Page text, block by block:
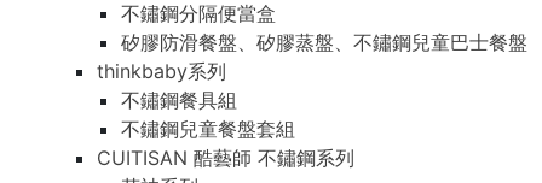
不鏽鋼分隔便當盒
矽膠防滑餐盤、矽膠蒸盤、不鏽鋼兒童巴士餐盤
thinkbaby系列
不鏽鋼餐具組
不鏽鋼兒童餐盤套組
CUITISAN 酷藝師 不鏽鋼系列